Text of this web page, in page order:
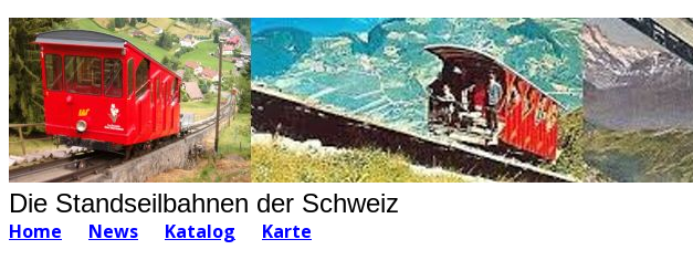
Die Standseilbahnen der Schweiz
Home News Katalog
Karte